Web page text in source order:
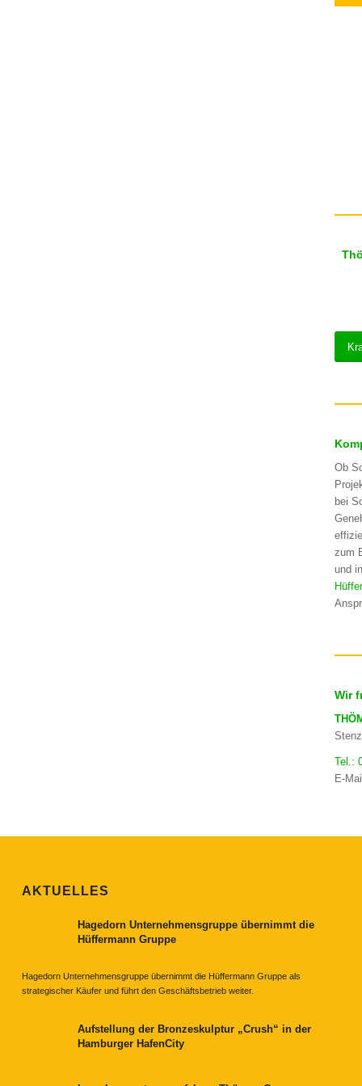
Ob
bei
zum
und
Wir
Tel.:
E-
AKTUELLES
Hagedorn Unternehmensgruppe übernimmt die
Hüffermann Gruppe
Hagedorn Unternehmensgruppe übernimmt die Hüffermann Gruppe als
strategischer Käufer und führt den Geschäftsbetrieb weiter.
Aufstellung der Bronzeskulptur „Crush“ in der
Hamburger HafenCity